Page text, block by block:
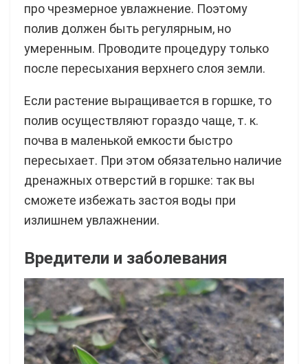
про чрезмерное увлажнение. Поэтому
полив должен быть регулярным, но
умеренным. Проводите процедуру только
после пересыхания верхнего слоя земли.
Если растение выращивается в горшке, то
полив осуществляют гораздо чаще, т. к.
почва в маленькой емкости быстро
пересыхает. При этом обязательно наличие
дренажных отверстий в горшке: так вы
сможете избежать застоя воды при
излишнем увлажнении.
Вредители и заболевания